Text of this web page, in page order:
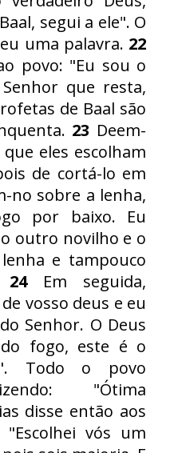
segui a ele". O
uma palavra. 22
povo: "Eu sou o
que resta,
de Baal são
23 Deem-
eles escolham
de cortá-lo em
no sobre a lenha,
por baixo. Eu
outro novilho e o
e tampouco
24Em seguida,
vosso deus e eu
Senhor. O Deus
fogo, este é o
Todo o povo
"Ótima
disse então aos
vós um